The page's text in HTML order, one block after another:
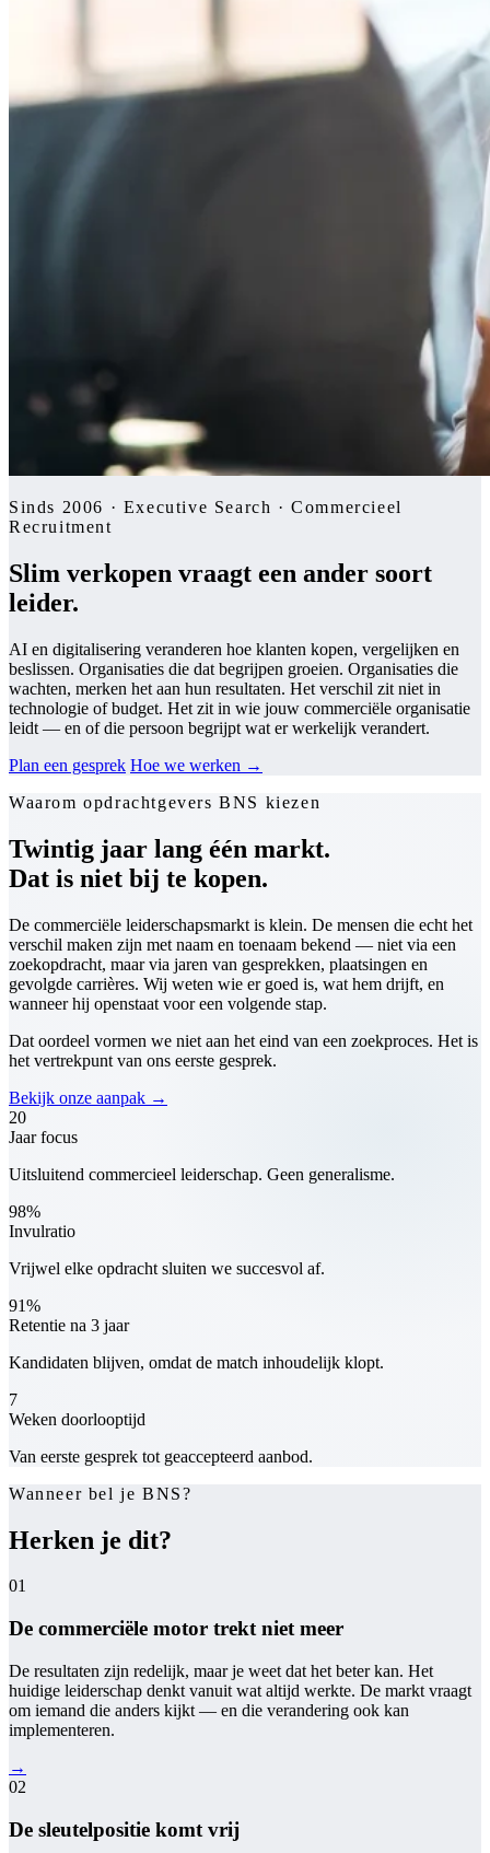
Sinds 2006 · Executive Search · Commercieel
Recruitment
Slim verkopen vraagt een ander soort
leider.
AI en digitalisering veranderen hoe klanten kopen, vergelijken en
beslissen. Organisaties die dat begrijpen groeien. Organisaties die
wachten, merken het aan hun resultaten. Het verschil zit niet in
technologie of budget. Het zit in wie jouw commerciële organisatie
leidt — en of die persoon begrijpt wat er werkelijk verandert.
Plan een gesprek Hoe we werken →
Waarom opdrachtgevers BNS kiezen
Twintig jaar lang één markt.
Dat is niet bij te kopen.
De commerciële leiderschapsmarkt is klein. De mensen die echt het
verschil maken zijn met naam en toenaam bekend — niet via een
zoekopdracht, maar via jaren van gesprekken, plaatsingen en
gevolgde carrières. Wij weten wie er goed is, wat hem drijft, en
wanneer hij openstaat voor een volgende stap.
Dat oordeel vormen we niet aan het eind van een zoekproces. Het is
het vertrekpunt van ons eerste gesprek.
Bekijk onze aanpak →
20
Jaar focus
Uitsluitend commercieel leiderschap. Geen generalisme.
98%
Invulratio
Vrijwel elke opdracht sluiten we succesvol af.
91%
Retentie na 3 jaar
Kandidaten blijven, omdat de match inhoudelijk klopt.
7
Weken doorlooptijd
Van eerste gesprek tot geaccepteerd aanbod.
Wanneer bel je BNS?
Herken je dit?
01
De commerciële motor trekt niet meer
De resultaten zijn redelijk, maar je weet dat het beter kan. Het
huidige leiderschap denkt vanuit wat altijd werkte. De markt vraagt
om iemand die anders kijkt — en die verandering ook kan
implementeren.
→
02
De sleutelpositie komt vrij